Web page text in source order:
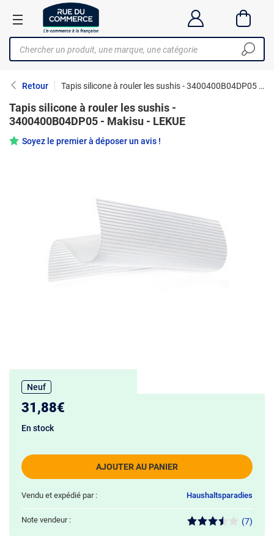
Retour Tapis silicone à rouler les sushis - 3400400B04DP05 - Makisu - LEKUE
Tapis silicone à rouler les sushis -
3400400B04DP05 - Makisu - LEKUE
Soyez le premier à déposer un avis !
Neuf
31,88€
AJOUTER AU PANIER
En stock
Vendu et expédié par : Haushaltsparadies
Note vendeur : (7)